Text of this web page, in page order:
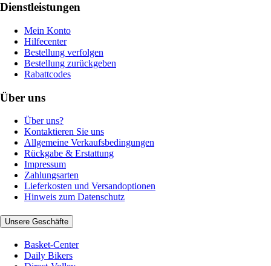
Dienstleistungen
Mein Konto
Hilfecenter
Bestellung verfolgen
Bestellung zurückgeben
Rabattcodes
Über uns
Über uns?
Kontaktieren Sie uns
Allgemeine Verkaufsbedingungen
Rückgabe & Erstattung
Impressum
Zahlungsarten
Lieferkosten und Versandoptionen
Hinweis zum Datenschutz
Unsere Geschäfte
Basket-Center
Daily Bikers